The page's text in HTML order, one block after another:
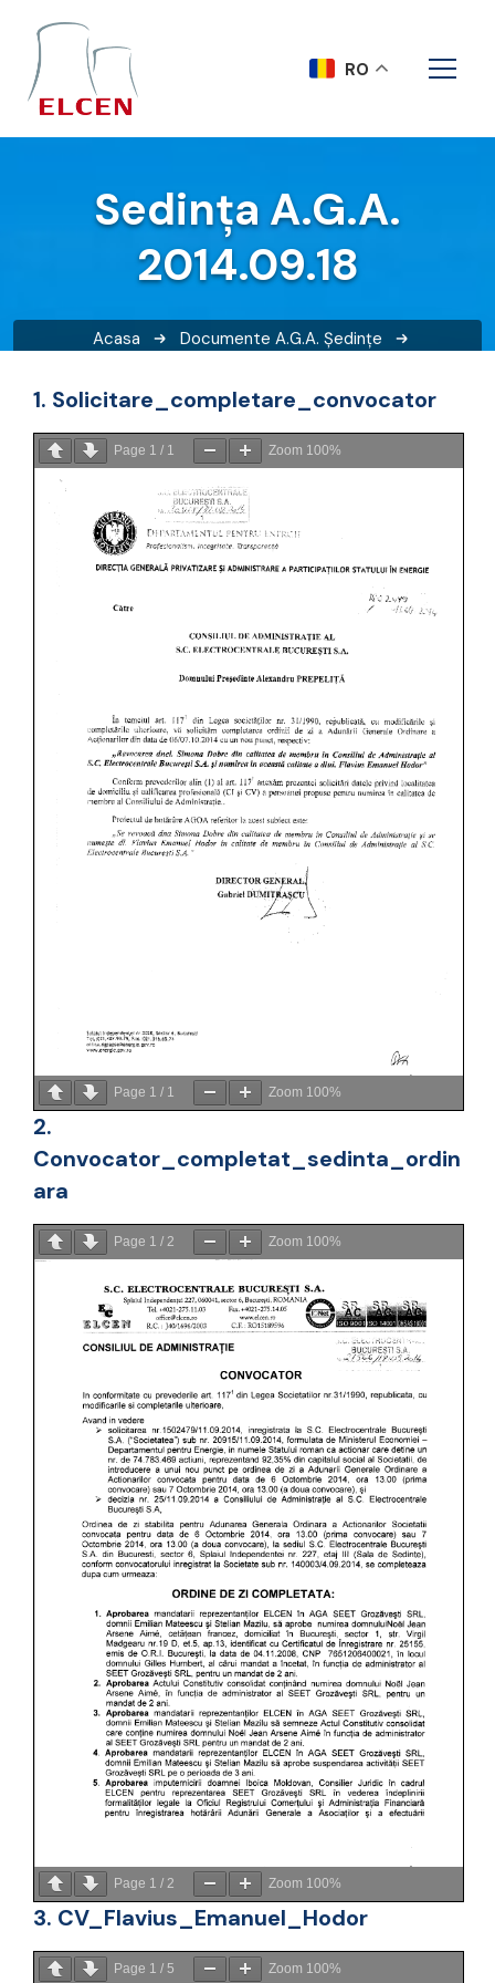
Sedința A.G.A.
2014.09.18
Acasa Documente A.G.A. Ședințe
1. Solicitare_completare_convocator
Page 1 / 1 Zoom 100%
Page 1 / 1 Zoom 100%
2.
Convocator_completat_sedinta_ordin
ara
Page 1 / 2 Zoom 100%
Page 1 / 2 Zoom 100%
3. CV_Flavius_Emanuel_Hodor
Page 1 / 5 Zoom 100%
RO